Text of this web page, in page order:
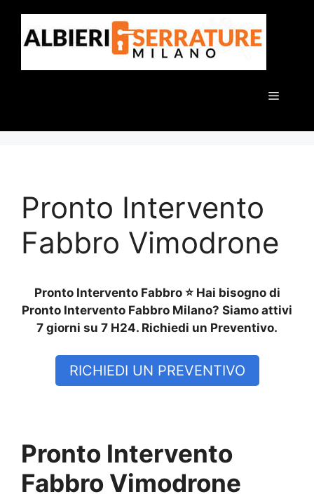
contenuto
Menu
Pronto Intervento
Fabbro Vimodrone
Pronto Intervento Fabbro ⭐ Hai bisogno di
Pronto Intervento Fabbro Milano? Siamo attivi
7 giorni su 7 H24. Richiedi un Preventivo.
RICHIEDI UN PREVENTIVO
Pronto Intervento
Fabbro Vimodrone